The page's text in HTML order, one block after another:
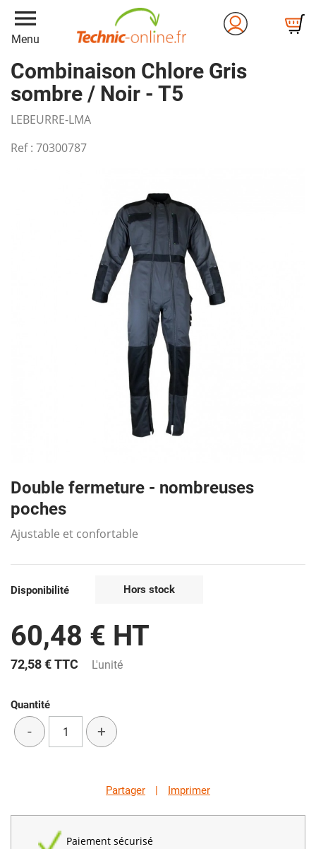
menu
Menu
Combinaison Chlore Gris
sombre / Noir - T5
LEBEURRE-LMA
Ref : 70300787
Double fermeture - nombreuses
poches
Ajustable et confortable
Disponibilité Hors stock
60,48 € HT
72,58 €TTC L'unité
Quantité
- +
Partager | Imprimer
Paiement sécurisé